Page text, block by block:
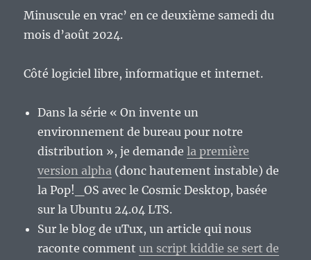
Minuscule en vrac’ en ce deuxième samedi du
mois d’août 2024.
Côté logiciel libre, informatique et internet.
Dans la série « On invente un
environnement de bureau pour notre
distribution », je demandela première
version alpha (donc hautement instable) de
la Pop!_OS avec le Cosmic Desktop, basée
sur la Ubuntu 24.04 LTS.
Sur le blog de uTux, un article qui nous
raconte commentun script kiddie se sert de